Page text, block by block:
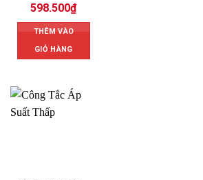
598.500₫
THÊM VÀO
GIỎ HÀNG